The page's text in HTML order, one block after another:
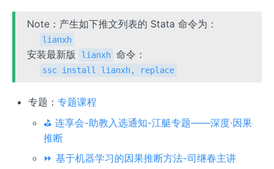
Note：产生如下推文列表的 Stata 命令为：
lianxh
安装最新版 lianxh 命令：
ssc install lianxh, replace
专题： 专题课程
⛳ 连享会-助教入选通知-江艇专题——深度·因果
推断
⏩ 基于机器学习的因果推断方法-司继春主讲